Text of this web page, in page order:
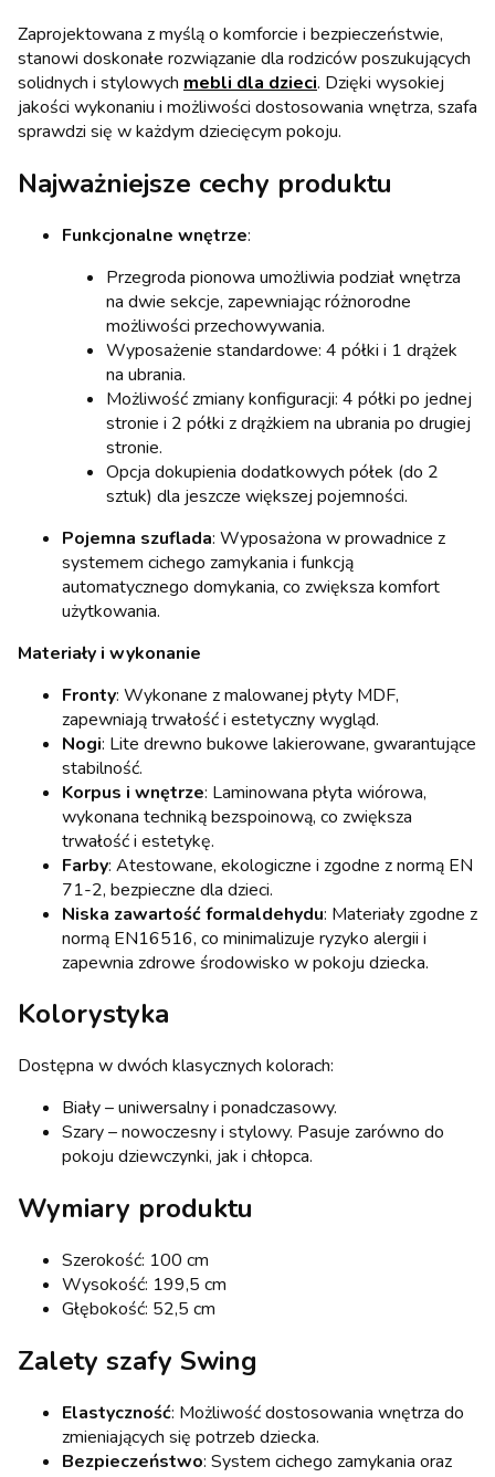
Zaprojektowana z myślą o komforcie i bezpieczeństwie,
stanowi doskonałe rozwiązanie dla rodziców poszukujących
solidnych i stylowych mebli dla dzieci. Dzięki wysokiej
jakości wykonaniu i możliwości dostosowania wnętrza, szafa
sprawdzi się w każdym dziecięcym pokoju.
Najważniejsze cechy produktu
Funkcjonalne wnętrze:
Przegroda pionowa umożliwia podział wnętrza
na dwie sekcje, zapewniając różnorodne
możliwości przechowywania.
Wyposażenie standardowe: 4 półki i 1 drążek
na ubrania.
Możliwość zmiany konfiguracji: 4 półki po jednej
stronie i 2 półki z drążkiem na ubrania po drugiej
stronie.
Opcja dokupienia dodatkowych półek (do 2
sztuk) dla jeszcze większej pojemności.
Pojemna szuflada: Wyposażona w prowadnice z
systemem cichego zamykania i funkcją
automatycznego domykania, co zwiększa komfort
użytkowania.
Materiały i wykonanie
Fronty: Wykonane z malowanej płyty MDF,
zapewniają trwałość i estetyczny wygląd.
Nogi: Lite drewno bukowe lakierowane, gwarantujące
stabilność.
Korpus i wnętrze: Laminowana płyta wiórowa,
wykonana techniką bezspoinową, co zwiększa
trwałość i estetykę.
Farby: Atestowane, ekologiczne i zgodne z normą EN
71-2, bezpieczne dla dzieci.
Niska zawartość formaldehydu: Materiały zgodne z
normą EN16516, co minimalizuje ryzyko alergii i
zapewnia zdrowe środowisko w pokoju dziecka.
Kolorystyka
Dostępna w dwóch klasycznych kolorach:
Biały – uniwersalny i ponadczasowy.
Szary – nowoczesny i stylowy. Pasuje zarówno do
pokoju dziewczynki, jak i chłopca.
Wymiary produktu
Szerokość: 100 cm
Wysokość: 199,5 cm
Głębokość: 52,5 cm
Zalety szafy Swing
Elastyczność: Możliwość dostosowania wnętrza do
zmieniających się potrzeb dziecka.
Bezpieczeństwo: System cichego zamykania oraz